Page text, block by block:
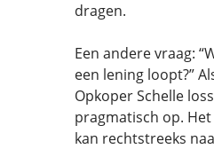
dragen.
Een andere vraag:
een lening loopt?”
Opkoper Schelle
pragmatisch op.
kan rechtstreeks